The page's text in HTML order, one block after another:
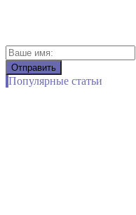
Популярные статьи